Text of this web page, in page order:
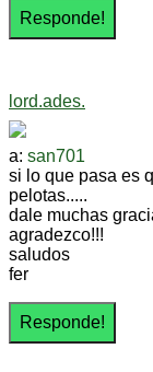
lord.ades.
a: san701
si lo que pasa es
pelotas.....
dale muchas
agradezco!!!
saludos
fer